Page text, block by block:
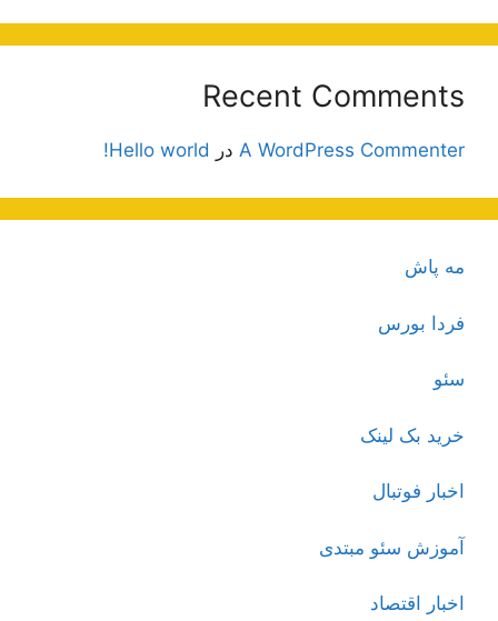
Recent Comments
A WordPress Commenter در Hello world!
مه پاش
فردا بورس
سئو
خرید بک لینک
اخبار فوتبال
آموزش سئو مبتدی
اخبار اقتصاد